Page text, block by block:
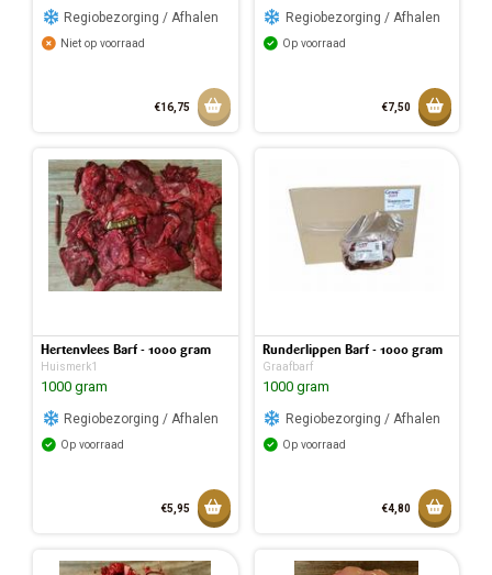
Regiobezorging / Afhalen
Niet op voorraad
€16,75 Aan winkelmandje toevoegen
Regiobezorging / Afhalen
Op voorraad
€7,50
Hertenvlees Barf - 1000 gram
Huismerk1
1000 gram
Regiobezorging / Afhalen
Op voorraad
€5,95 Toevoegen aan mandje
Toegevoegd aan mandje
Runderlippen Barf - 1000 gram
Graafbarf
1000 gram
Regiobezorging / Afhalen
Op voorraad
€4,80